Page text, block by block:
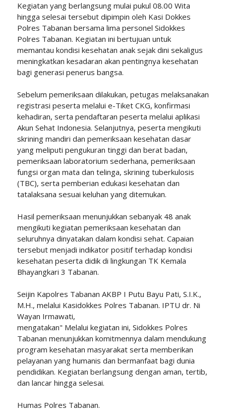
Kegiatan yang berlangsung mulai pukul 08.00 Wita
hingga selesai tersebut dipimpin oleh Kasi Dokkes
Polres Tabanan bersama lima personel Sidokkes
Polres Tabanan. Kegiatan ini bertujuan untuk
memantau kondisi kesehatan anak sejak dini sekaligus
meningkatkan kesadaran akan pentingnya kesehatan
bagi generasi penerus bangsa.
Sebelum pemeriksaan dilakukan, petugas melaksanakan
registrasi peserta melalui e-Tiket CKG, konfirmasi
kehadiran, serta pendaftaran peserta melalui aplikasi
Akun Sehat Indonesia. Selanjutnya, peserta mengikuti
skrining mandiri dan pemeriksaan kesehatan dasar
yang meliputi pengukuran tinggi dan berat badan,
pemeriksaan laboratorium sederhana, pemeriksaan
fungsi organ mata dan telinga, skrining tuberkulosis
(TBC), serta pemberian edukasi kesehatan dan
tatalaksana sesuai keluhan yang ditemukan.
Hasil pemeriksaan menunjukkan sebanyak 48 anak
mengikuti kegiatan pemeriksaan kesehatan dan
seluruhnya dinyatakan dalam kondisi sehat. Capaian
tersebut menjadi indikator positif terhadap kondisi
kesehatan peserta didik di lingkungan TK Kemala
Bhayangkari 3 Tabanan.
Seijin Kapolres Tabanan AKBP I Putu Bayu Pati, S.I.K.,
M.H., melalui Kasidokkes Polres Tabanan. IPTU dr. Ni
Wayan Irmawati,
mengatakan" Melalui kegiatan ini, Sidokkes Polres
Tabanan menunjukkan komitmennya dalam mendukung
program kesehatan masyarakat serta memberikan
pelayanan yang humanis dan bermanfaat bagi dunia
pendidikan. Kegiatan berlangsung dengan aman, tertib,
dan lancar hingga selesai.
Humas Polres Tabanan.